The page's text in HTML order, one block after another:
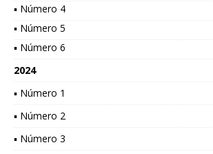
▪ Número 4
▪ Número 5
▪ Número 6
2024
▪ Número 1
▪ Número 2
▪ Número 3